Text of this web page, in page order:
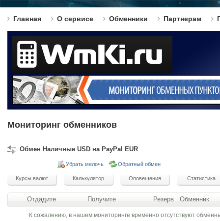
Главная О сервисе Обменники Партнерам
Мониторинг обменников
Обмен Наличные USD на PayPal EUR
Убрать мелочь Обратный обмен
Отдадите Получите Резерв Обменник
К сожалению, в нашем мониторинге временно отсутствуют